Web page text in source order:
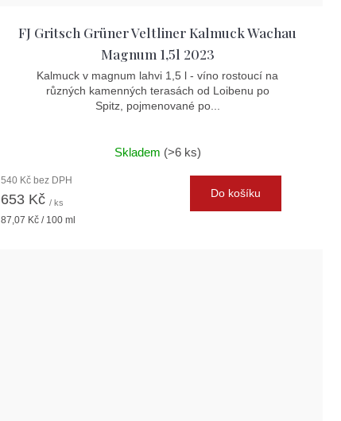
FJ Gritsch Grüner Veltliner Kalmuck Wachau
Magnum 1,5l 2023
Kalmuck v magnum lahvi 1,5 l - víno rostoucí na
různých kamenných terasách od Loibenu po
Spitz, pojmenované po...
Skladem (>6 ks)
540 Kč bez DPH
653 Kč / ks
Měrná
87,07 Kč / 100 ml
Do košíku